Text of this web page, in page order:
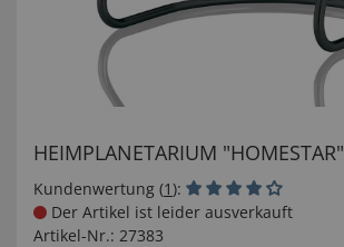
HEIMPLANETARIUM "HOMESTAR"
Kundenwertung (1):
Der Artikel ist leider ausverkauft
Artikel-Nr.: 27383